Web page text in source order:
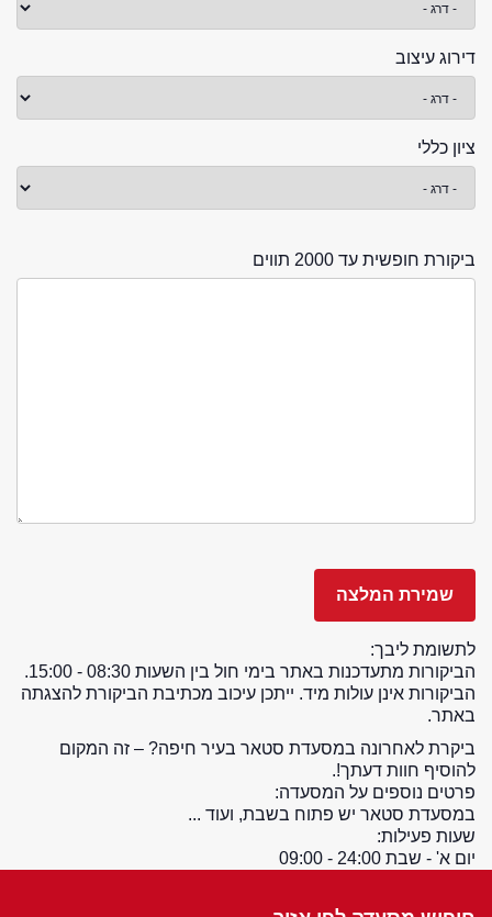
דירוג עיצוב
ציון כללי
ביקורת חופשית עד 2000 תווים
לתשומת ליבך:
הביקורות מתעדכנות באתר בימי חול בין השעות 08:30 - 15:00.
הביקורות אינן עולות מיד. ייתכן עיכוב מכתיבת הביקורת להצגתה
באתר.
ביקרת לאחרונה במסעדת סטאר בעיר חיפה? – זה המקום
להוסיף חוות דעתך!.
פרטים נוספים על המסעדה:
במסעדת סטאר יש פתוח בשבת, ועוד ...
שעות פעילות:
יום א' - שבת 24:00 - 09:00